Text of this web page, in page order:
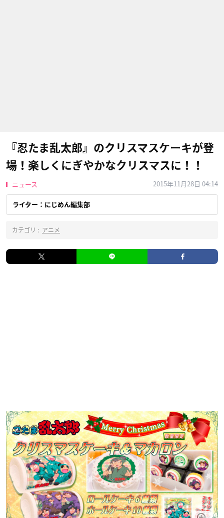
『忍たま乱太郎』のクリスマスケーキが登
場！楽しくにぎやかなクリスマスに！！
ニュース 2015年11月28日 04:14
ライター：にじめん編集部
カテゴリ : アニメ